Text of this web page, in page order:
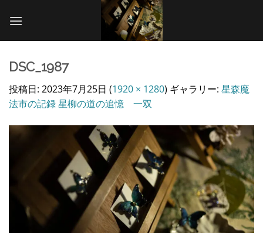
DSC_1987
投稿日: 2023年7月25日 (1920 × 1280) ギャラリー: 星森魔
法市の記録 星柳の道の追憶 一双